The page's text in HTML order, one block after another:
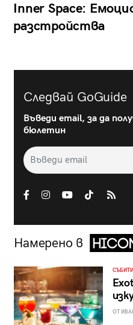
Inner Space:
разстройства
Следвай GoGuide
Въведи email, за да
бюлетин
Намерено в
ОТ